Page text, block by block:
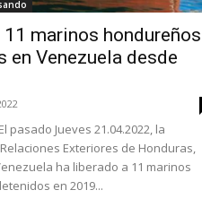
11 marinos hondureños
en Venezuela desde
pasado Jueves 21.04.2022, la
Exteriores de Honduras,
ha liberado a 11 marinos
en 2019...